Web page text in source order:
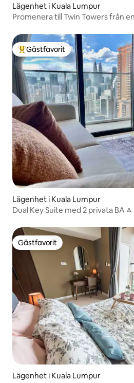
Lägenhet i Kuala Lumpur
Promenera till Twin Towers från
Populär gästfavorit
Gästfavorit
Lägenhet i Kuala Lumpur
Dual Key Suite med 2 privata BA
Gästfavorit
Gästfavorit
Lägenhet i Kuala Lumpur